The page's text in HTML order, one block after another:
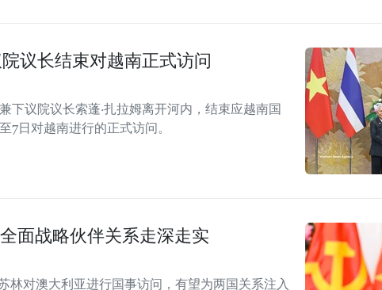
议长结束对越南正式访问
下议院议长索蓬·扎拉姆离开河内，结束应越南国
7日对越南进行的正式访问。
面战略伙伴关系走深走实
林对澳大利亚进行国事访问，有望为两国关系注入